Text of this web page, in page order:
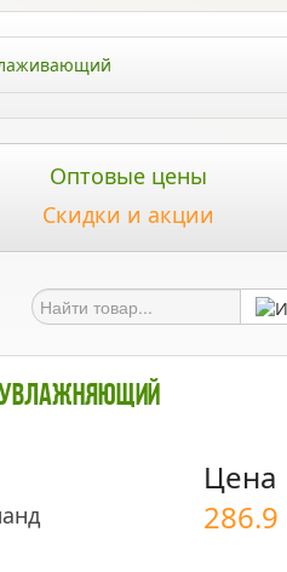
Оптовые цены
Скидки и акции
Увлажняющий
Цена
286.9